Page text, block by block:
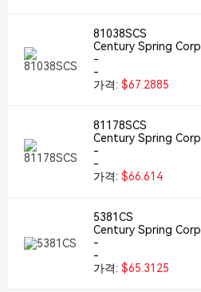
81038SCS
Century Spring Corp
-
-
가격: $67.2885
81178SCS
Century Spring Corp
-
-
가격: $66.614
5381CS
Century Spring Corp
-
-
가격: $65.3125